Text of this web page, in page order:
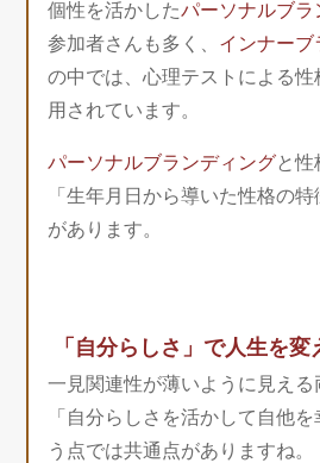
個性を活かしたパーソナルブ
参加者さんも多く、 インナー
の中では、心理テストによる
用されています。
パーソナルブランディングと性
「生年月日から導いた性格の
があります。
「自分らしさ」で人生を変
一見関連性が薄いように見える
「自分らしさを活かして自他
う点では共通点がありますね。